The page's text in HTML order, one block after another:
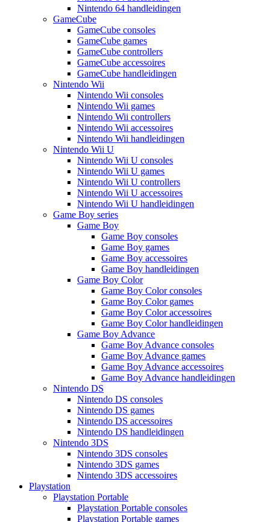
Nintendo 64 handleidingen
GameCube
GameCube consoles
GameCube games
GameCube controllers
GameCube accessoires
GameCube handleidingen
Nintendo Wii
Nintendo Wii consoles
Nintendo Wii games
Nintendo Wii controllers
Nintendo Wii accessoires
Nintendo Wii handleidingen
Nintendo Wii U
Nintendo Wii U consoles
Nintendo Wii U games
Nintendo Wii U controllers
Nintendo Wii U accessoires
Nintendo Wii U handleidingen
Game Boy series
Game Boy
Game Boy consoles
Game Boy games
Game Boy accessoires
Game Boy handleidingen
Game Boy Color
Game Boy Color consoles
Game Boy Color games
Game Boy Color accessoires
Game Boy Color handleidingen
Game Boy Advance
Game Boy Advance consoles
Game Boy Advance games
Game Boy Advance accessoires
Game Boy Advance handleidingen
Nintendo DS
Nintendo DS consoles
Nintendo DS games
Nintendo DS accessoires
Nintendo DS handleidingen
Nintendo 3DS
Nintendo 3DS consoles
Nintendo 3DS games
Nintendo 3DS accessoires
Playstation
Playstation Portable
Playstation Portable consoles
Playstation Portable games